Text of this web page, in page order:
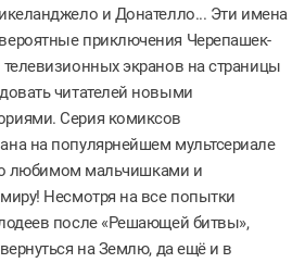
и Донателло... Эти имена
приключения Черепашек-
экранов на страницы
читателей новыми
Серия комиксов
на популярнейшем мультсериале
любимом мальчишками и
Несмотря на все попытки
после «Решающей битвы»,
на Землю, да ещё и в